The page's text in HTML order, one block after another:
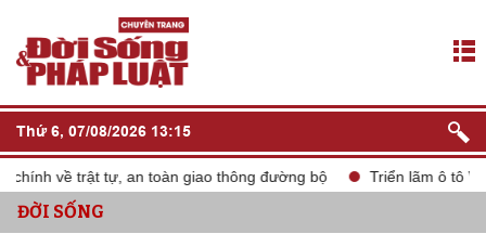
Thứ 6, 07/08/2026 13:15
về trật tự, an toàn giao thông đường bộ Triển lãm ô tô Việt
ĐỜI SỐNG